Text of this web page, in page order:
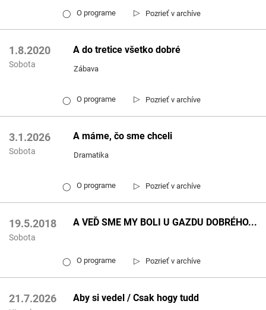
▷ Pozrieť v archíve
◯ O programe
▷ Pozrieť v archíve
A do tretice všetko dobré
Zábava
Sobota
1.8.2020
◯ O programe
▷ Pozrieť v archíve
A máme, čo sme chceli
Dramatika
Sobota
3.1.2026
◯ O programe
▷ Pozrieť v archíve
A VEĎ SME MY BOLI U GAZDU DOBRÉHO...
Sobota
19.5.2018
◯ O programe
Aby si vedel / Csak hogy tudd
21.7.2026